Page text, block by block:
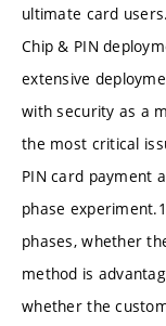
ultimate card
Chip & PIN
extensive
with security as a
the most critical
PIN card payment
phase
phases, whether
method is
whether the